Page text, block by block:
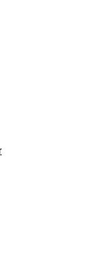
2021, gilt ganz